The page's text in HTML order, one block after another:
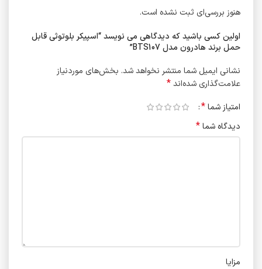
هنوز بررسی‌ای ثبت نشده است.
اولین کسی باشید که دیدگاهی می نویسد “اسپیکر بلوتوثی قابل
حمل برند هادرون مدل BTS107”
نشانی ایمیل شما منتشر نخواهد شد. بخش‌های موردنیاز
علامت‌گذاری شده‌اند*
امتیاز شما*
دیدگاه شما*
مزایا